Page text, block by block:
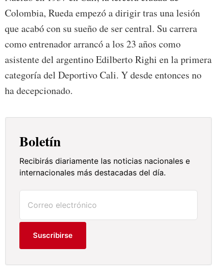
Colombia, Rueda empezó a dirigir tras una lesión
que acabó con su sueño de ser central. Su carrera
como entrenador arrancó a los 23 años como
asistente del argentino Edilberto Righi en la primera
categoría del Deportivo Cali. Y desde entonces no
ha decepcionado.
Boletín
Recibirás diariamente las noticias nacionales e
internacionales más destacadas del día.
Suscribirse